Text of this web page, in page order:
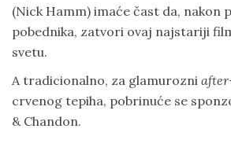
(Nick Hamm) imaće čast da, nakon
pobednika, zatvori ovaj najstariji
svetu.
A tradicionalno, za glamurozni
crvenog tepiha, pobrinuće se
& Chandon.